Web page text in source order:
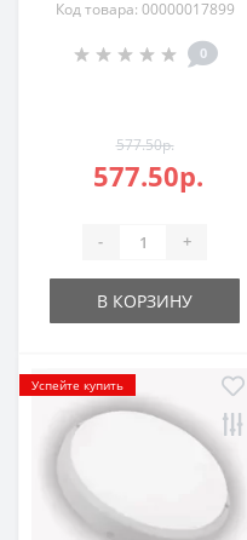
Код товара: 00000017899
0
577.50р.
577.50р.
- +
В КОРЗИНУ
Успейте купить